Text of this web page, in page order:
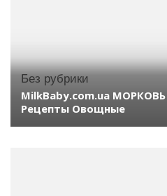
Без рубрики
MilkBaby.com.ua
Рецепты Овощные